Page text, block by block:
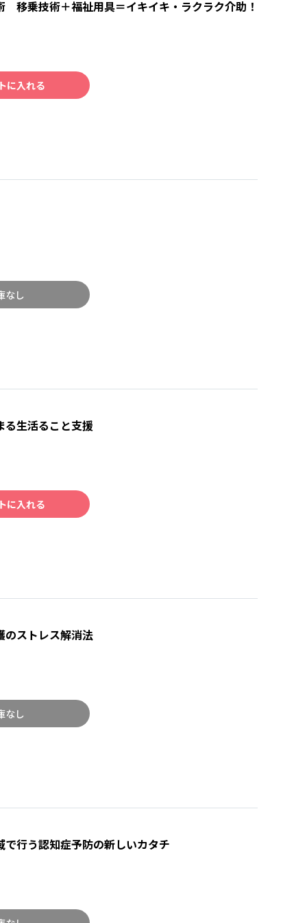
乗技術＋福祉用具＝イキイキ・ラクラク介助！
に入れる
なし
生活ること支援
に入れる
ストレス解消法
なし
行う認知症予防の新しいカタチ